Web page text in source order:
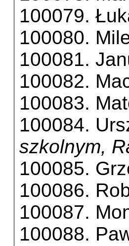
100079.
100080.
100081.
100082.
100083.
100084.
szkolnym,
100085.
100086.
100087.
100088.